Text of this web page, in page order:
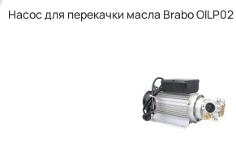
Насос для перекачки масла Brabo OILP02